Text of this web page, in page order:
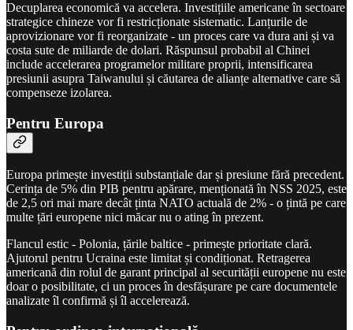
Decuplarea economică va accelera. Investițiile americane în sectoare
strategice chineze vor fi restricționate sistematic. Lanțurile de
aprovizionare vor fi reorganizate - un proces care va dura ani și va
costa sute de miliarde de dolari. Răspunsul probabil al Chinei
include accelerarea programelor militare proprii, intensificarea
presiunii asupra Taiwanului și căutarea de alianțe alternative care să
compenseze izolarea.
Pentru Europa
Europa primește investiții substanțiale dar și presiune fără precedent.
Cerința de 5% din PIB pentru apărare, menționată în NSS 2025, este
de 2,5 ori mai mare decât ținta NATO actuală de 2% - o țintă pe care
multe țări europene nici măcar nu o ating în prezent.
Flancul estic - Polonia, țările baltice - primește prioritate clară.
Ajutorul pentru Ucraina este limitat și condiționat. Retragerea
americană din rolul de garant principal al securității europene nu este
doar o posibilitate, ci un proces în desfășurare pe care documentele
analizate îl confirmă și îl accelerează.